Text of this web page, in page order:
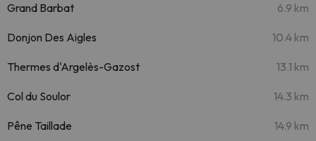
Grand Barbat 6.9 km
Donjon Des Aigles 10.4 km
Thermes d'Argelès-Gazost 13.1 km
Col du Soulor 14.3 km
Pêne Taillade 14.9 km